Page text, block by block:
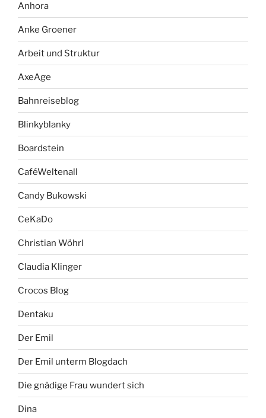
Anhora
Anke Groener
Arbeit und Struktur
AxeAge
Bahnreiseblog
Blinkyblanky
Boardstein
CaféWeltenall
Candy Bukowski
CeKaDo
Christian Wöhrl
Claudia Klinger
Crocos Blog
Dentaku
Der Emil
Der Emil unterm Blogdach
Die gnädige Frau wundert sich
Dina